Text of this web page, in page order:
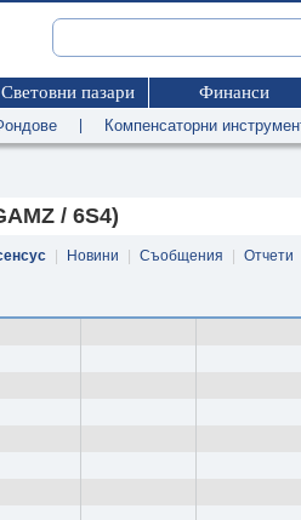
Световни пазари Финанси
Компенсаторни
/ 6S4)
Новини Съобщения Отчети